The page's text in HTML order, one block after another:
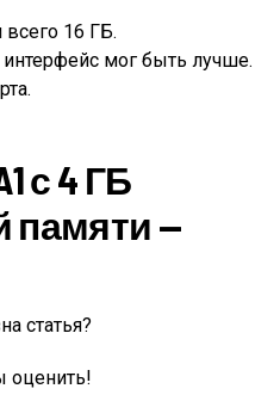
всего 16 ГБ.
мог быть лучше.
с 4 ГБ
памяти —
статья?
оценить!